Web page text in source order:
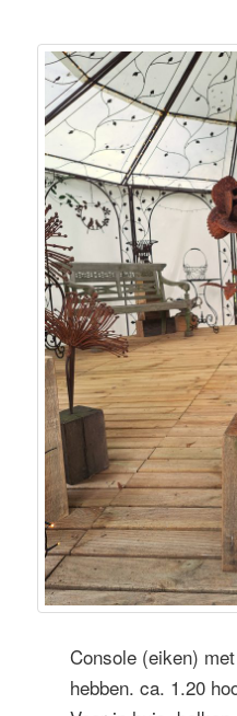
Console (eiken)
hebben. ca. 1.20